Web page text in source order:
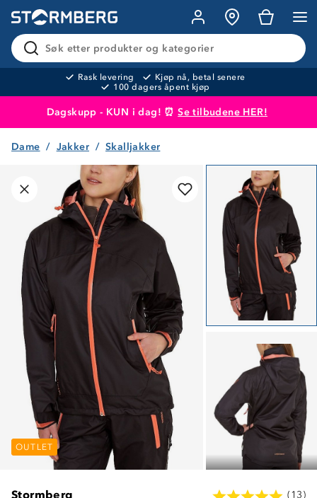
Søk etter produkter og kategorier
Rask levering
Kjøp nå, betal senere
100 dagers åpent kjøp
Dagskupp - KUN i dag! ⏰Se tilbudene HER!
Produktet er lagt i handlekurven
Dame Jakker Skalljakker
OUTLET OUTLET
OUTLET
Stormberg (13)